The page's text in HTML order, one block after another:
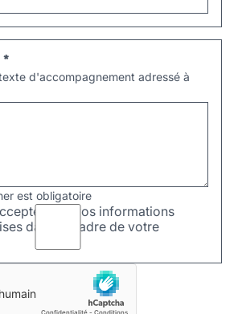
*
d'accompagnement adressé à
est obligatoire
que vos informations
dans le cadre de votre